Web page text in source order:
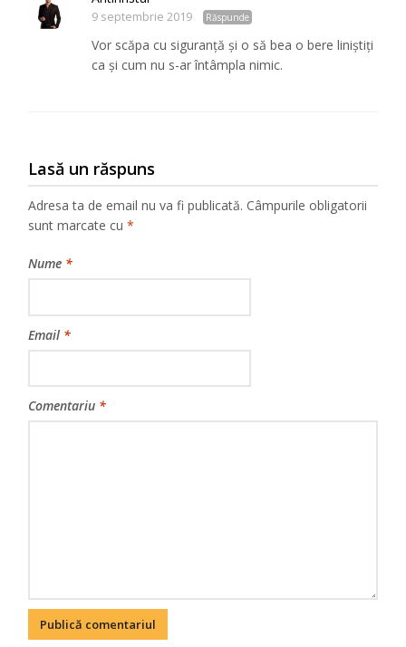
9 septembrie 2019 Răspunde
Vor scăpa cu siguranţă şi o să bea o bere liniştiţi
ca şi cum nu s-ar întâmpla nimic.
Lasă un răspuns
Adresa ta de email nu va fi publicată. Câmpurile obligatorii
sunt marcate cu*
Nume *
Email *
Comentariu *